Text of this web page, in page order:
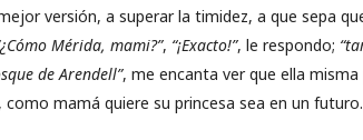
versión, a superar la timidez, a que sepa
Mérida, mami?”, “¡Exacto!”, le respondo;
de Arendell”, me encanta ver que ella
mamá quiere su princesa sea en un futuro.